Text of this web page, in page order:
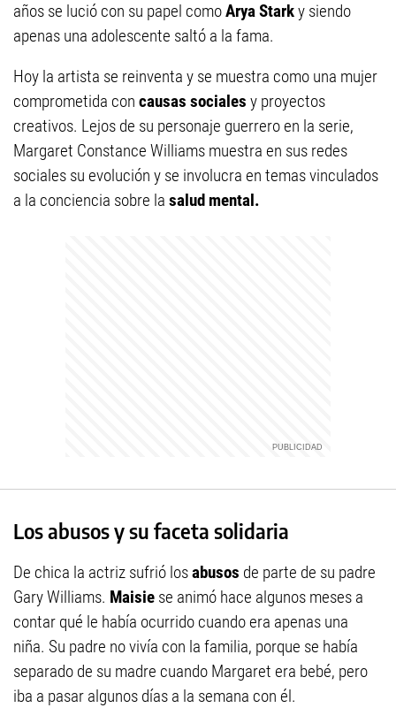
años se lució con su papel comoArya Starky siendo
apenas una adolescente saltó a la fama.
Hoy la artista se reinventa y se muestra como una mujer
comprometida con causas sociales y proyectos
creativos. Lejos de su personaje guerrero en la serie,
Margaret Constance Williams muestra en sus redes
sociales su evolución y se involucra en temas vinculados
a la conciencia sobre la salud mental.
Los abusos y su faceta solidaria
De chica la actriz sufrió losabusos de parte de su padre
Gary Williams. Maisie se animó hace algunos meses a
contar qué le había ocurrido cuando era apenas una
niña. Su padre no vivía con la familia, porque se había
separado de su madre cuando Margaret era bebé, pero
iba a pasar algunos días a la semana con él.